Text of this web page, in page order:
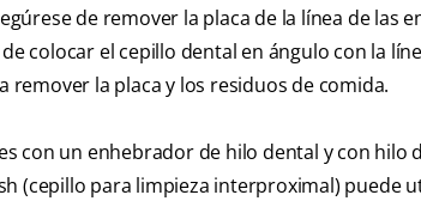
de remover la placa de la línea de las
colocar el cepillo dental en ángulo con la
la placa y los residuos de comida.
con un enhebrador de hilo dental y con hilo
(cepillo para limpieza interproximal) puede